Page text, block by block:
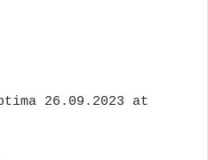
26.09.2023 at